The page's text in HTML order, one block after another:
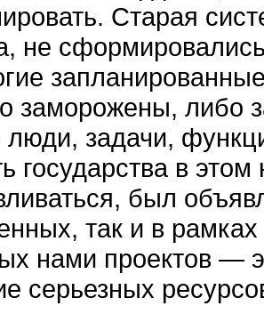
Старая
не
заморожены, либо
люди, задачи,
государства в
был
так и в
нами проектов —
серьезных